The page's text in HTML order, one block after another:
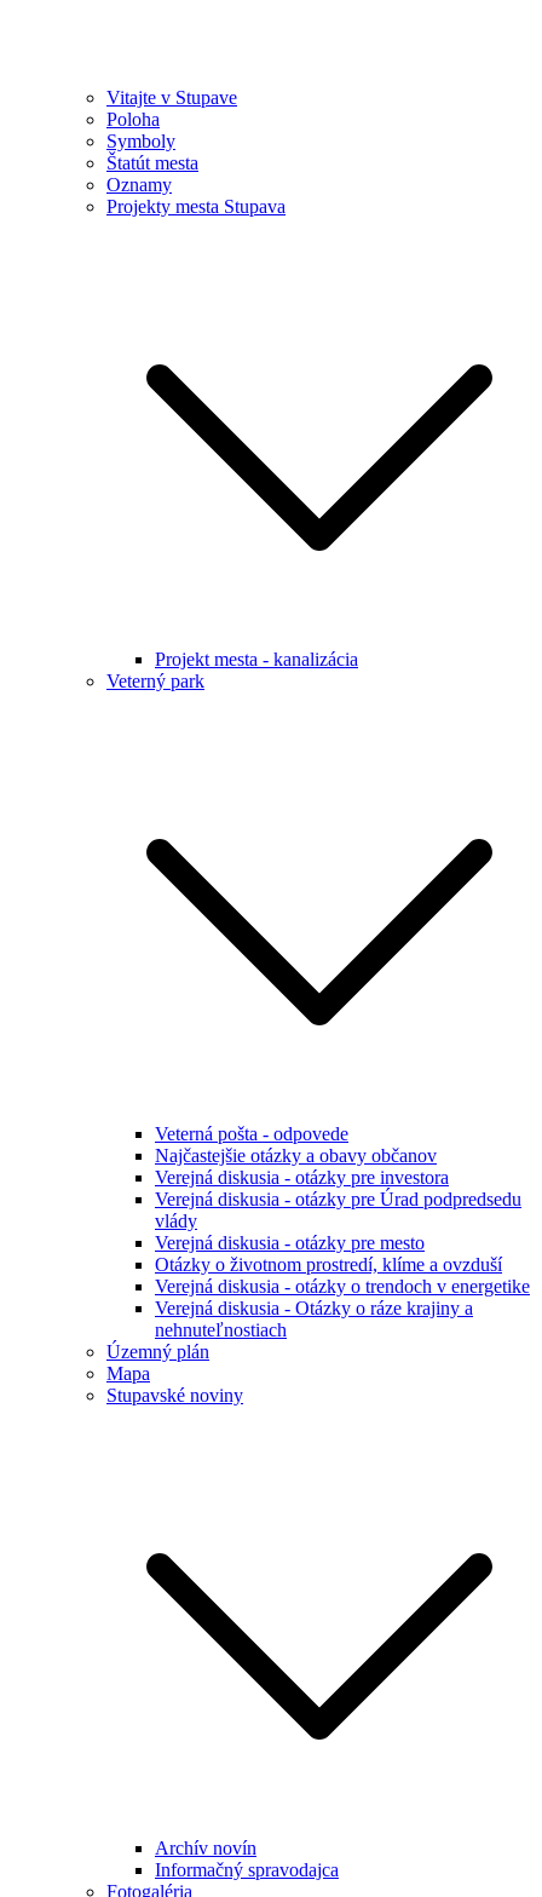
Vitajte v Stupave
Poloha
Symboly
Štatút mesta
Oznamy
Projekty mesta Stupava
Projekt mesta - kanalizácia
Veterný park
Veterná pošta - odpovede
Najčastejšie otázky a obavy občanov
Verejná diskusia - otázky pre investora
Verejná diskusia - otázky pre Úrad podpredsedu
vlády
Verejná diskusia - otázky pre mesto
Otázky o životnom prostredí, klíme a ovzduší
Verejná diskusia - otázky o trendoch v energetike
Verejná diskusia - Otázky o ráze krajiny a
nehnuteľnostiach
Územný plán
Mapa
Stupavské noviny
Archív novín
Informačný spravodajca
Fotogaléria